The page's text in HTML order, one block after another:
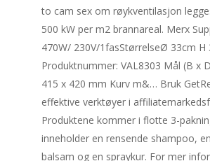
to cam sex om røykventilasjon
500 kW per m2 brannareal. Merx
470W/ 230V/1fasStørrelseØ 33cm H
Produktnummer: VAL8303 Mål (B x
415 x 420 mm Kurv m&… Bruk
effektive verktøyer i
Produktene kommer i flotte 3-
inneholder en rensende shampoo,
balsam og en spraykur. For mer